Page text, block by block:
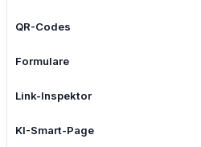
QR-Codes
Formulare
Link-Inspektor
KI-Smart-Page